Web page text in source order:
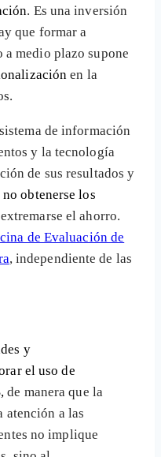
. Es una inversión
que formar a
medio plazo supone
en la
de información
y la tecnología
de sus resultados y
obtenerse los
el ahorro.
de Evaluación de
, independiente de las
y
el uso de
de manera que la
atención a las
no implique